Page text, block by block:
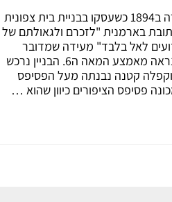
פסיפס הציפורים התגלה במקרה ב1894 כשעסקו בבניית בית צפונית
בארמנית "לזכרם ולגאולתם של
לאל בלבד" מעידה שמדובר
בקפלת הנצחה ארמנית כפי הנראה מאמצע המאה ה6. הבניין נרכש
קטנה נבנתה מעל הפסיפס
הציפורים כיוון שהוא …